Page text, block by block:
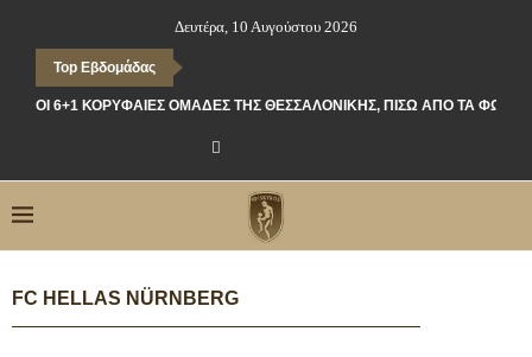
Δευτέρα, 10 Αυγούστου 2026
Top Εβδομάδας
ΟΙ 6+1 ΚΟΡΥΦΑΊΕΣ ΟΜΆΔΕΣ ΤΗΣ ΘΕΣΣΑΛΟΝΊΚΗΣ, ΠΊΣΩ ΑΠΌ ΤΑ ΦΏΤΑ
FC HELLAS NÜRNBERG